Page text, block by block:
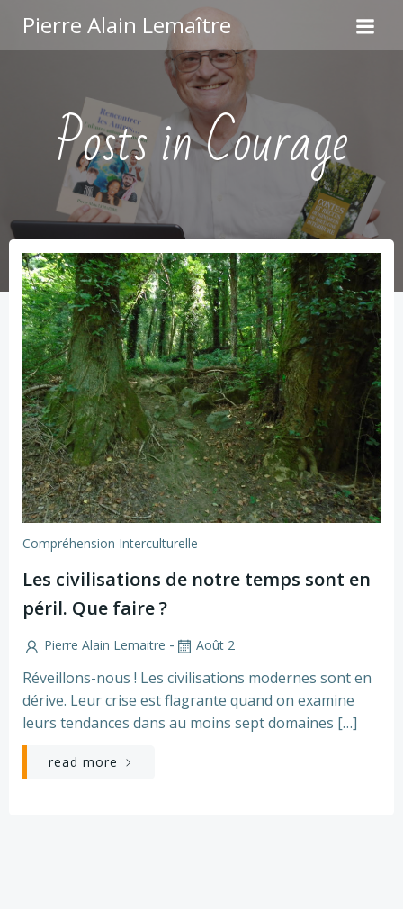
au
contenu
Pierre Alain Lemaître
Posts in Courage
Compréhension Interculturelle
Les civilisations de notre temps sont en
péril. Que faire ?
Pierre Alain Lemaitre - Août 2
Réveillons-nous ! Les civilisations modernes sont en
dérive. Leur crise est flagrante quand on examine
leurs tendances dans au moins sept domaines […]
read more